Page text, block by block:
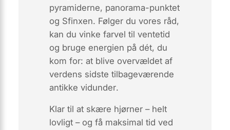
pyramiderne, panorama-punktet
og Sfinxen. Følger du vores råd,
kan du vinke farvel til ventetid
og bruge energien på dét, du
kom for: at blive overvældet af
verdens sidste tilbageværende
antikke vidunder.
Klar til at skære hjørner – helt
lovligt – og få maksimal tid ved